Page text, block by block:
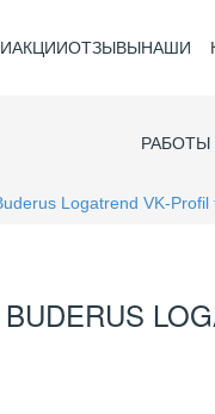
АКЦИИОТЗЫВЫНАШИ
РАБОТЫ
Logatrend VK-